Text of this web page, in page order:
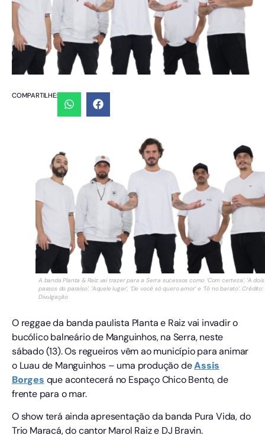
COMPARTILHE:
A banda Planta & Raiz vai trazer para a Serra sucessos como ‘Com certeza’, ‘A dois
passos do paraíso’, ‘Aquele lugar’, ‘De você só quero amor’ e ‘Tô no barato’. Crédito:
Divulgação
O reggae da banda paulista Planta e Raiz vai invadir o
bucólico balneário de Manguinhos, na Serra, neste
sábado (13). Os regueiros vêm ao município para animar
o Luau de Manguinhos – uma produção deAssis
Borges que acontecerá no Espaço Chico Bento, de
frente para o mar.
O show terá ainda apresentação da banda Pura Vida, do
Trio Maracá, do cantor Marol Raiz e DJ Bravin.